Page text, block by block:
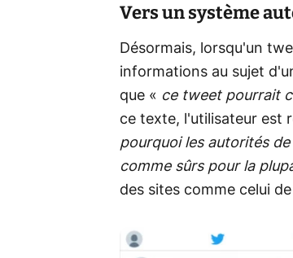
Vers un système
Désormais, lorsqu'un
informations au sujet
que « ce tweet pourrait
ce texte, l'utilisateur est
pourquoi les autorités
comme sûrs pour la
des sites comme celui de